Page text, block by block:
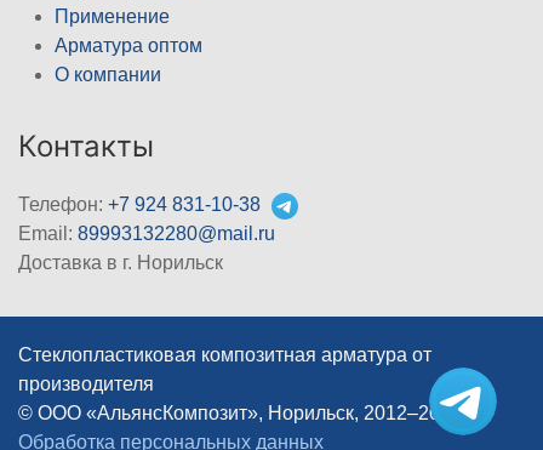
Применение
Арматура оптом
О компании
Контакты
Телефон: +7 924 831-10-38
Email: 89993132280@mail.ru
Доставка в г. Норильск
Стеклопластиковая композитная арматура от
производителя
© ООО «АльянсКомпозит», Норильск, 2012–2026
Обработка персональных данных